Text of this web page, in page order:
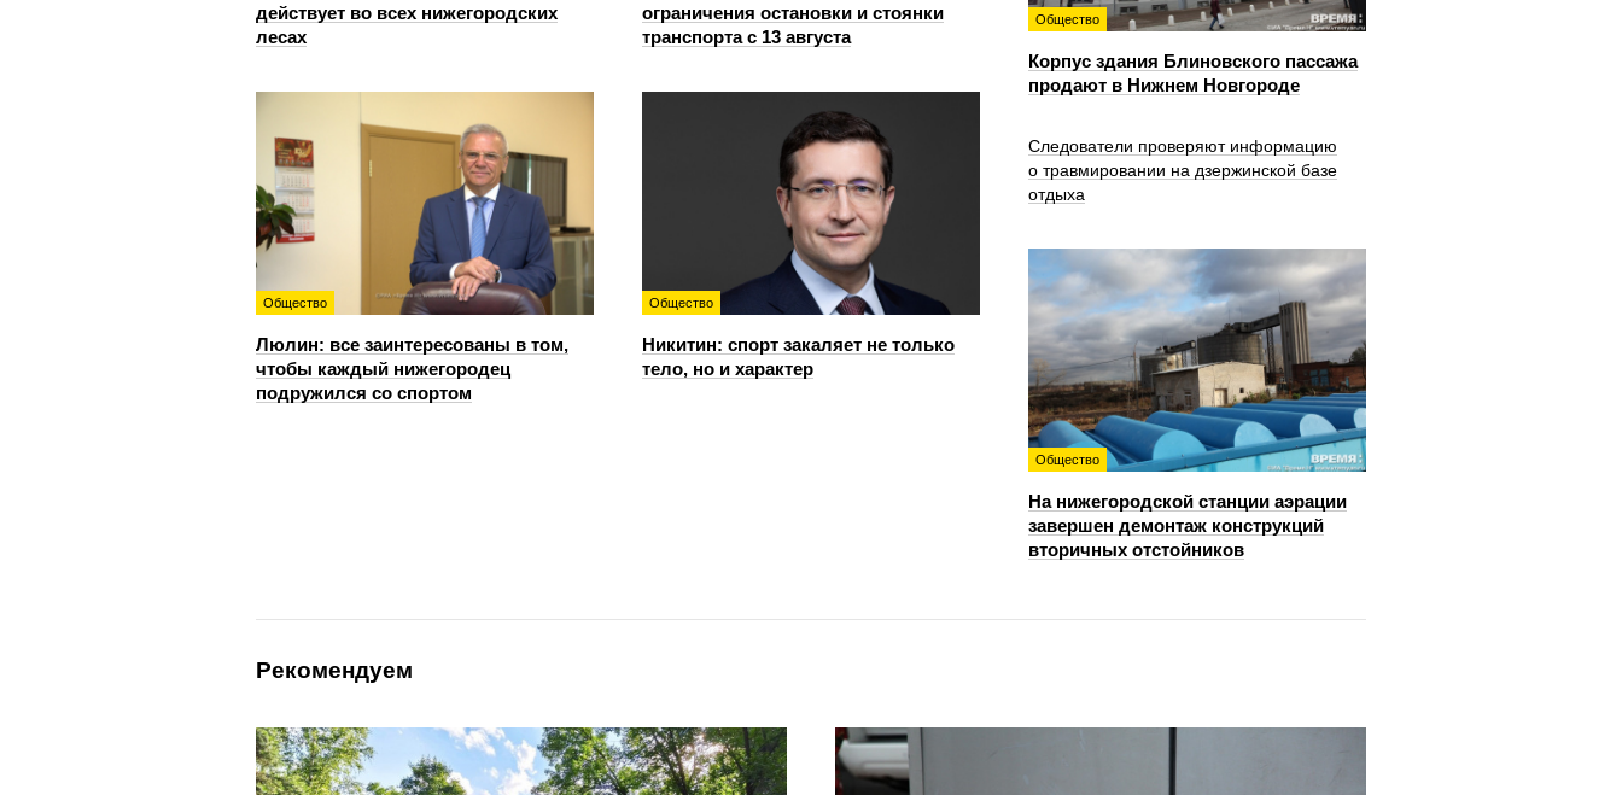
действует во всех нижегородских
лесах
ограничения остановки и стоянки
транспорта с 13 августа
Общество
Корпус здания Блиновского пассажа
продают в Нижнем Новгороде
Общество
Люлин: все заинтересованы в том,
чтобы каждый нижегородец
подружился со спортом
Общество
Никитин: спорт закаляет не только
тело, но и характер
Следователи проверяют информацию
о травмировании на дзержинской базе
отдыха
Общество
На нижегородской станции аэрации
завершен демонтаж конструкций
вторичных отстойников
Рекомендуем